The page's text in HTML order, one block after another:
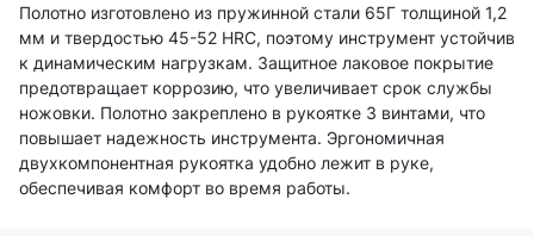
Полотно изготовлено из пружинной стали 65Г толщиной 1,2
мм и твердостью 45-52 HRC, поэтому инструмент устойчив
к динамическим нагрузкам. Защитное лаковое покрытие
предотвращает коррозию, что увеличивает срок службы
ножовки. Полотно закреплено в рукоятке 3 винтами, что
повышает надежность инструмента. Эргономичная
двухкомпонентная рукоятка удобно лежит в руке,
обеспечивая комфорт во время работы.